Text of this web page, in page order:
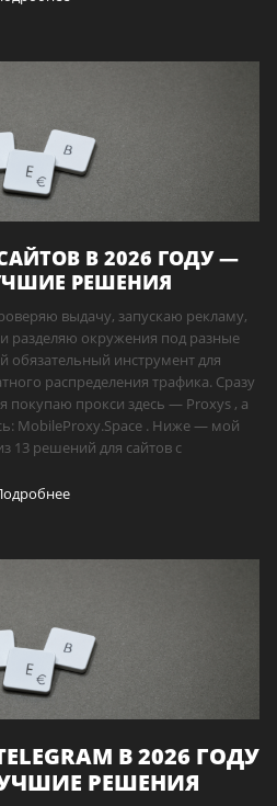
В 2026 ГОДУ —
РЕШЕНИЯ
выдачу, запускаю рекламу,
разделяю окружения под разные
инструмент для
распределения трафика. Сразу
покупаю прокси здесь — Proxys , а
MobileProxy.Space . Ниже — мой
13 решений для сайтов с
В 2026 ГОДУ
РЕШЕНИЯ